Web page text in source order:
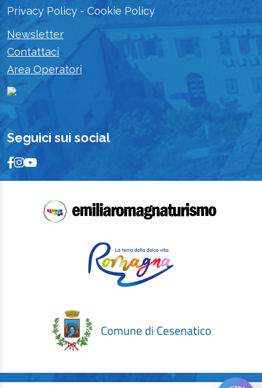
Privacy Policy - Cookie Policy
Newsletter
Contattaci
Area Operatori
Seguici sui social